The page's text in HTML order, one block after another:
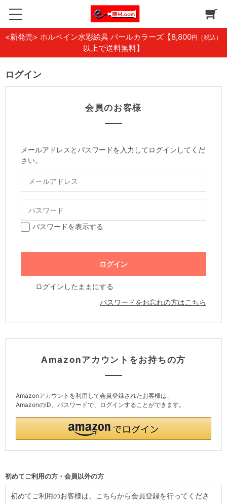
<新発売> ホルベイン水彩絵具 パールカラーズ 【8,800円（税込）
以上で送料無料】
ログイン
会員のお客様
メールアドレスとパスワードを入力してログインしてくだ
さい。
パスワードを表示する
ログインしたままにする
パスワードをお忘れの方はこちら
Amazonアカウントをお持ちの方
Amazonアカウントを利用して会員登録されたお客様は、
AmazonのID、パスワードで、ログインすることができます。
初めてご利用の方・会員以外の方
初めてご利用のお客様は、こちらから会員登録を行ってくださ